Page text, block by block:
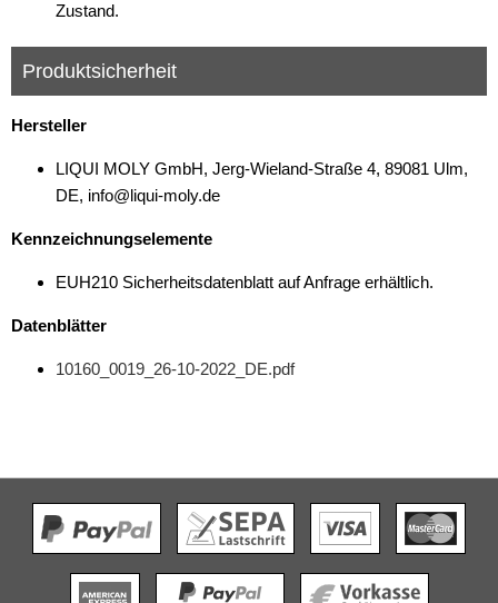
Zustand.
Produktsicherheit
Hersteller
LIQUI MOLY GmbH, Jerg-Wieland-Straße 4, 89081 Ulm,
DE, info@liqui-moly.de
Kennzeichnungselemente
EUH210 Sicherheitsdatenblatt auf Anfrage erhältlich.
Datenblätter
10160_0019_26-10-2022_DE.pdf